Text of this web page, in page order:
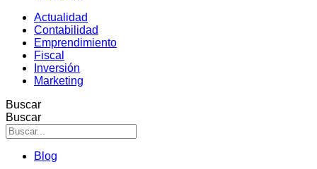
Actualidad
Contabilidad
Emprendimiento
Fiscal
Inversión
Marketing
Buscar
Buscar
Blog